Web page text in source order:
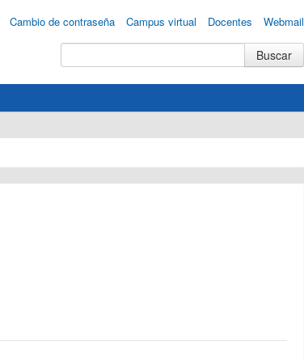
Cambio de contraseña Campus virtual Docentes Webmail